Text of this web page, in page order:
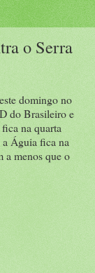
o Serra
domingo no
do Brasileiro e
na quarta
Águia fica na
a menos que o